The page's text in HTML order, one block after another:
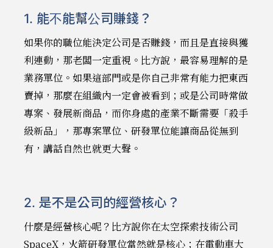
1. 能不能幫公司賺錢？
如果你的職位能決定公司是否賺錢，而且是直接與獲
利連動，那老闆一定重視。比方說，最容易理解的是
業務單位。如果這部門或是你自己非常有能力把東西
賣掉，那麼在組織內一定會被看到；或是公司時常做
專案、發展新商品，而你身處的產業不斷需要「殺手
級新品」，那專案單位、研發單位能讓商品從無到
有，講話自然也就更大聲。
2. 是不是公司的經營核心？
什麼是經營核心呢？比方說你在太空探索技術公司
SpaceX，火箭研發單位當然就是核心；在電動車大